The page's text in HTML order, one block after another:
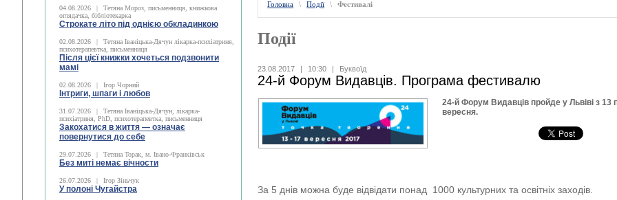
04.08.2026 |
Тетяна Мороз, письменниця, книжкова
оглядачка, бібліотекарка
Строкате літо під однією обкладинкою
02.08.2026 |
Тетяна Іваніцька-Дячун лікарка-психіатриня,
психотерапевтка, письменниця
Після цієї книжки хочеться подзвонити
мамі
02.08.2026 | Ігор Чорний
Інтриги, шпаги і любов
31.07.2026 |
Тетяна Іваніцька-Дячун, лікарка-
психіатриня, PhD, психотерапевтка, письменниця
Закохатися в життя — означає
повернутися до себе
29.07.2026 | Тетяна Торак, м. Івано-Франківськ
Без миті немає вічности
26.07.2026 | Ігор Зіньчук
У полоні Чугайстра
Головна \ Події \ Фестивалі
Події
23.08.2017 | 10:30 | Буквоїд
24-й Форум Видавців. Програма фестивалю
24-й Форум Видавців пройде у Львіві з 13
вересня.
За 5 днів можна буде відвідати понад 1000 культурних та освітніх заходів.